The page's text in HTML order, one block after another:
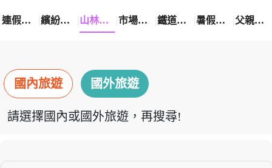
連假卡位趣 繽紛花漾季 山林輕旅行 市場最低價 鐵道觀光之旅 暑假熱賣中 父親節優惠
國內旅遊 國外旅遊
請選擇國內或國外旅遊，再搜尋!